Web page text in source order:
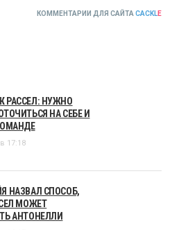
КОММЕНТАРИИ ДЛЯ САЙТА CACKLE
РАССЕЛ: НУЖНО
НА СЕБЕ И
17:18
НАЗВАЛ СПОСОБ,
МОЖЕТ
АНТОНЕЛЛИ